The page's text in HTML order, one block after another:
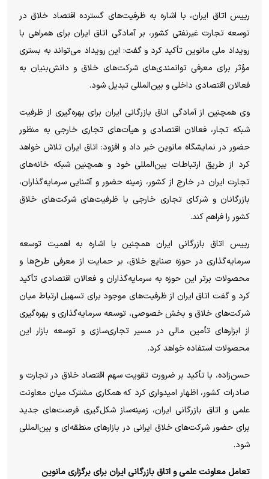
رییس اتاق ایران، با اشاره به ظرفیت‌های گسترده اقتصاد خلاق در
توسعه تجارت غیرنفتی کشور، بر آمادگی اتاق ایران برای همراهی با
رویداد ملی مانوین تأکید کرد و گفت: این رویداد می‌تواند به بستری
مؤثر برای معرفی توانمندی‌های شرکت‌های خلاق و دانش‌بنیان به
فعالان اقتصادی داخلی و بین‌المللی تبدیل شود.
وی همچنین از آمادگی اتاق بازرگانی ایران برای بهره‌گیری از ظرفیت
شبکه تجار، فعالان اقتصادی و هیأت‌های تجاری خارجی به منظور
حضور در نمایشگاه مانوین خبر داد و افزود: اتاق ایران تلاش خواهد
کرد از طریق ارتباطات بین‌المللی خود و همچنین شبکه خانه‌های
تجارت ایران در خارج از کشور، زمینه حضور و آشنایی سرمایه‌گذاران،
بازرگانان و شرکای تجاری خارجی با ظرفیت‌های شرکت‌های خلاق
کشور را فراهم کند.
رییس اتاق بازرگانی ایران همچنین با اشاره به اهمیت توسعه
سرمایه‌گذاری در حوزه صنایع خلاق، بر حمایت از معرفی طرح‌ها و
محصولات برتر این حوزه به سرمایه‌گذاران و فعالان اقتصادی تأکید
کرد و گفت اتاق ایران از ظرفیت‌های موجود برای تسهیل ارتباط میان
شرکت‌های خلاق و بخش خصوصی، توسعه سرمایه‌گذاری و بهره‌گیری
از ابزار‌های تأمین مالی در مسیر تجاری‌سازی و توسعه بازار این
محصولات استفاده خواهد کرد.
حسن‌زاده، با تأکید بر ضرورت تقویت سهم اقتصاد خلاق در تجارت و
صادرات کشور، اظهار امیدواری کرد که همکاری مشترک میان معاونت
علمی و اتاق بازرگانی ایران، زمینه‌ساز شکل‌گیری فرصت‌های جدید
برای حضور شرکت‌های خلاق ایرانی در بازار‌های منطقه‌ای و بین‌المللی
شود.
تعامل معاونت علمی و اتاق بازرگانی ایران برای برگزاری مانوین